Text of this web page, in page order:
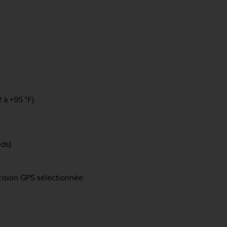
+95 °F)
GPS sélectionnée